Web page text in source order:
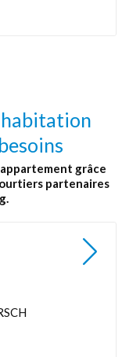
habitation
grâce
partenaires